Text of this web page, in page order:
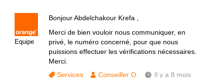
Equipe
Bonjour Abdelchakour Krefa ,
Merci de bien vouloir nous communiquer, en
privé, le numéro concerné, pour que nous
puissions effectuer les vérifications nécessaires.
Merci.
Services
Conseiller O. Il y a 8 mois